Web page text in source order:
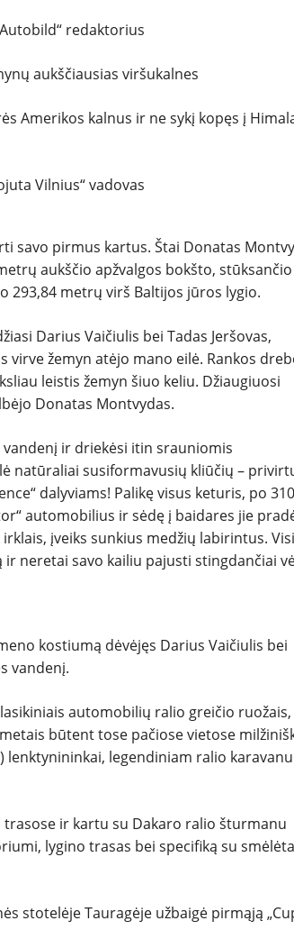
redaktorius
aukščiausias viršukalnes
Amerikos kalnus ir ne sykį kopęs į
Vilnius“ vadovas
savo pirmus kartus. Štai Donatas
aukščio apžvalgos bokšto,
293,84 metrų virš Baltijos jūros lygio.
Darius Vaičiulis bei Tadas Jeršovas,
žemyn atėjo mano eilė. Rankos
leistis žemyn šiuo keliu. Džiaugiuosi
Donatas Montvydas.
vandenį ir driekėsi itin srauniomis
natūraliai susiformavusių kliūčių –
dalyviams! Palikę visus keturis, po 310
automobilius ir sėdę į baidares jie
įveiks sunkius medžių labirintus.
neretai savo kailiu pajusti stingdančiai
kostiumą dėvėjęs Darius Vaičiulis bei
vandenį.
automobilių ralio greičio ruožais,
būtent tose pačiose vietose
lenktynininkai, legendiniam ralio
ir kartu su Dakaro ralio šturmanu
lygino trasas bei specifiką su
stotelėje Tauragėje užbaigė pirmąją